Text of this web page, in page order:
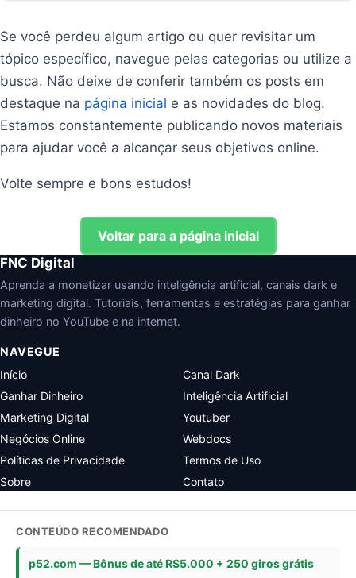
Se você perdeu algum artigo ou quer revisitar um
tópico específico, navegue pelas categorias ou utilize a
busca. Não deixe de conferir também os posts em
destaque na página inicial e as novidades do blog.
Estamos constantemente publicando novos materiais
para ajudar você a alcançar seus objetivos online.
Volte sempre e bons estudos!
Voltar para a página inicial
FNC Digital
Aprenda a monetizar usando inteligência artificial, canais dark e
marketing digital. Tutoriais, ferramentas e estratégias para ganhar
dinheiro no YouTube e na internet.
NAVEGUE
Início
Canal Dark
Ganhar Dinheiro
Inteligência Artificial
Marketing Digital
Youtuber
Negócios Online
Webdocs
Políticas de Privacidade
Termos de Uso
Sobre
Contato
CONTEÚDO RECOMENDADO
p52.com — Bônus de até R$5.000 + 250 giros grátis